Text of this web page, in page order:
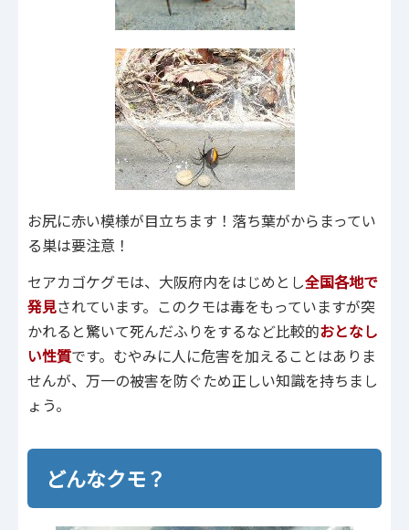
お尻に赤い模様が目立ちます！落ち葉がからまってい
る巣は要注意！
セアカゴケグモは、大阪府内をはじめとし全国各地で
発見されています。このクモは毒をもっていますが突
かれると驚いて死んだふりをするなど比較的おとなし
い性質です。むやみに人に危害を加えることはありま
せんが、万一の被害を防ぐため正しい知識を持ちまし
ょう。
どんなクモ？